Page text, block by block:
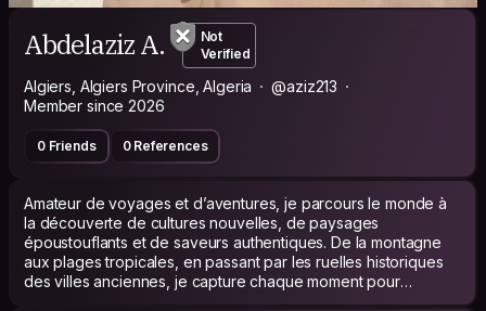
Abdelaziz A.
Not
Verified
Algiers, Algiers Province, Algeria
@aziz213
Member since 2026
0 Friends 0 References
Amateur de voyages et d’aventures, je parcours le monde à
la découverte de cultures nouvelles, de paysages
époustouflants et de saveurs authentiques. De la montagne
aux plages tropicales, en passant par les ruelles historiques
des villes anciennes, je capture chaque moment pour
partager l’essence de chaque destination. Rejoignez-moi